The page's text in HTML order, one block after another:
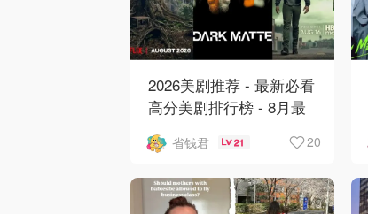
2026美剧推荐 - 最新必看
高分美剧排行榜 - 8月最
新: 《​​足球教练 》第四季
回归！
省钱君 21 20